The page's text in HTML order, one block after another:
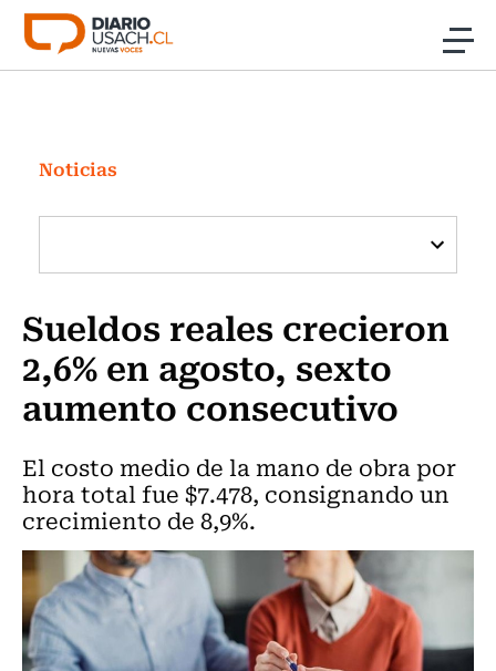
Click acá para ir directamente al contenido
Investigación
Cultura
Programas Radio y TV Usach
Noticias
Sueldos reales crecieron
2,6% en agosto, sexto
aumento consecutivo
El costo medio de la mano de obra por
hora total fue $7.478, consignando un
crecimiento de 8,9%.